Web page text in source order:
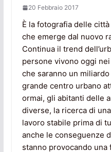
20 Febbraio 2017
È la fotografia delle
che emerge dal nuovo
Continua il trend
persone vivono oggi
che saranno un
grande centro urbano
ormai, gli abitanti delle
diverse, la ricerca di
lavoro stabile prima di
anche le conseguenze
stanno provocando